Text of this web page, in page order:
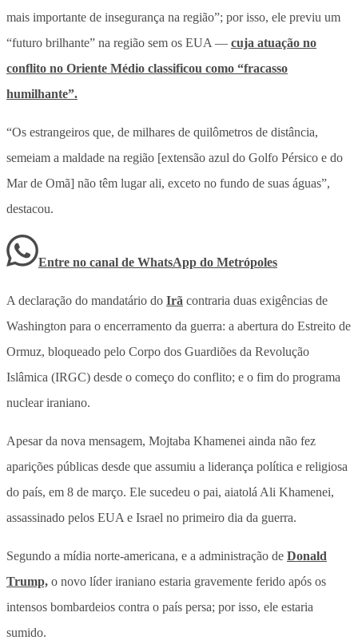
mais importante de insegurança na região”; por isso, ele previu um
“futuro brilhante” na região sem os EUA — cuja atuação no
conflito no Oriente Médio classificou como “fracasso
humilhante”.
“Os estrangeiros que, de milhares de quilômetros de distância,
semeiam a maldade na região [extensão azul do Golfo Pérsico e do
Mar de Omã] não têm lugar ali, exceto no fundo de suas águas”,
destacou.
Entre no canal de WhatsApp do Metrópoles
A declaração do mandatário do Irã contraria duas exigências de
Washington para o encerramento da guerra: a abertura do Estreito de
Ormuz, bloqueado pelo Corpo dos Guardiões da Revolução
Islâmica (IRGC) desde o começo do conflito; e o fim do programa
nuclear iraniano.
Apesar da nova mensagem, Mojtaba Khamenei ainda não fez
aparições públicas desde que assumiu a liderança política e religiosa
do país, em 8 de março. Ele sucedeu o pai, aiatolá Ali Khamenei,
assassinado pelos EUA e Israel no primeiro dia da guerra.
Segundo a mídia norte-americana, e a administração de Donald
Trump, o novo líder iraniano estaria gravemente ferido após os
intensos bombardeios contra o país persa; por isso, ele estaria
sumido.